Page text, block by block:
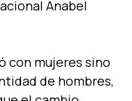
Anabel
con mujeres sino
de hombres,